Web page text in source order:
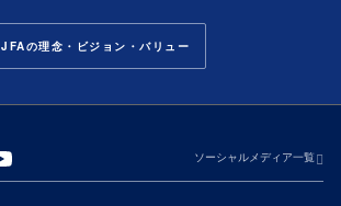
JFAの理念・ビジョン・バリュー
ソーシャルメディア一覧